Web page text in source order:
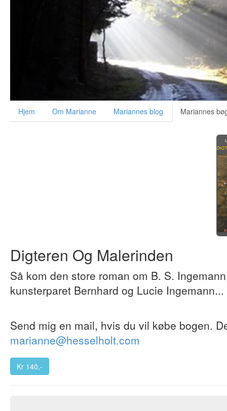
Hjem Om Marianne Mariannes blog Mariannes
Digteren Og Malerinden
Så kom den store roman om B. S.
kunsterparet Bernhard og Lucie Ingemann...
Send mig en mail, hvis du vil købe bogen.
marianne@hesselholt.com
Kr 140,-